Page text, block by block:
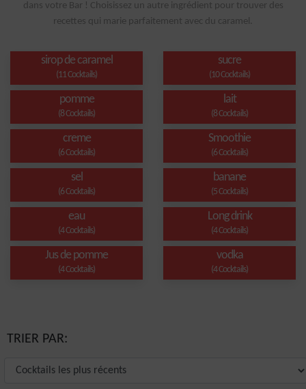
dans votre Bar ! Choisissez un autre ingrédient pour trouver des
recettes qui marie parfaitement avec du caramel.
sirop de caramel
(11 Cocktails)
sucre
(10 Cocktails)
pomme
(8 Cocktails)
lait
(8 Cocktails)
creme
(6 Cocktails)
Smoothie
(6 Cocktails)
sel
(6 Cocktails)
banane
(5 Cocktails)
eau
(4 Cocktails)
Long drink
(4 Cocktails)
Jus de pomme
(4 Cocktails)
vodka
(4 Cocktails)
TRIER PAR: